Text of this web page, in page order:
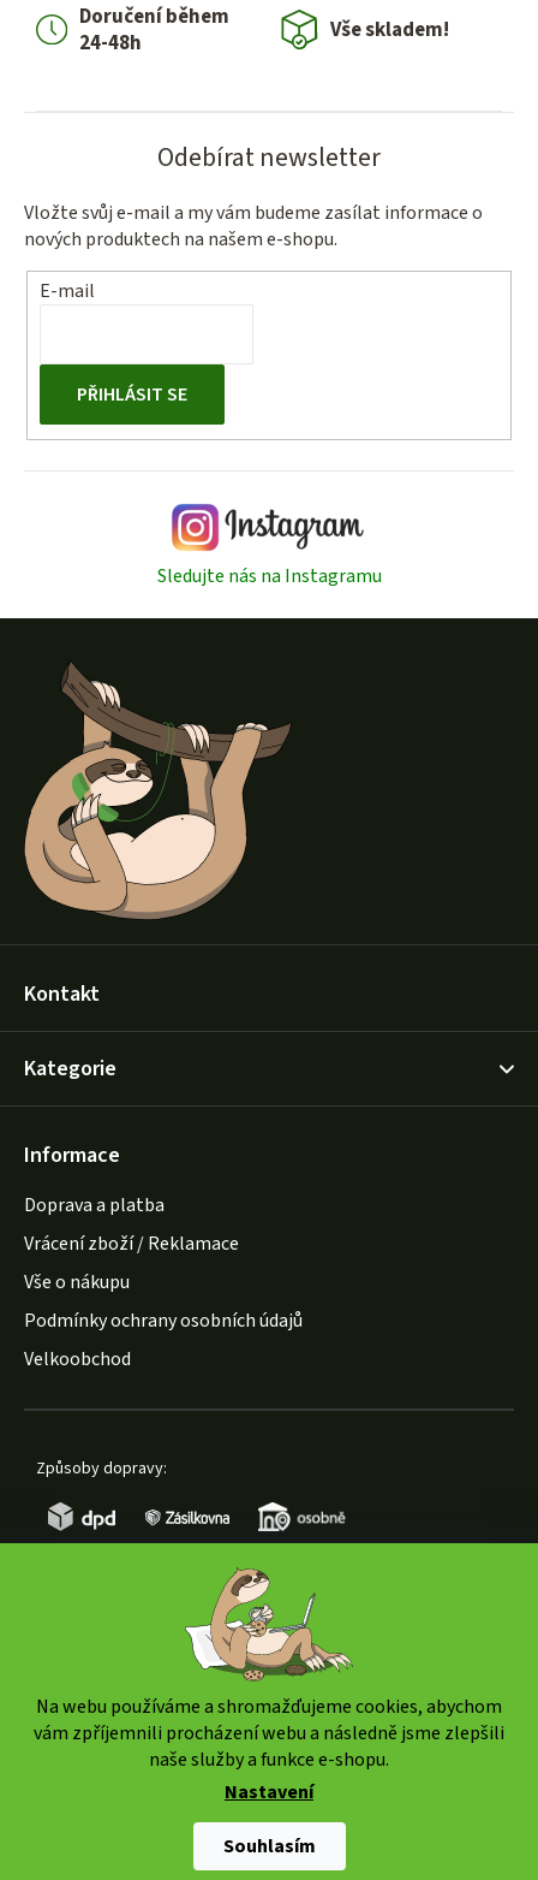
Na webu používáme a shromažďujeme cookies, abychom
vám zpříjemnili procházení webu a následně jsme zlepšili
naše služby a funkce e-shopu.
Nastavení
Souhlasím
Doručení během
24-48h
Vše skladem!
Odebírat newsletter
Vložte svůj e-mail a my vám budeme zasílat informace o
nových produktech na našem e-shopu.
E-mail
PŘIHLÁSIT SE
Sledujte nás na Instagramu
Kontakt
Kategorie
Informace
Doprava a platba
Vrácení zboží / Reklamace
Vše o nákupu
Podmínky ochrany osobních údajů
Velkoobchod
Způsoby dopravy:
www.weedshop.cz
vyhrazena.
Upravit nastavení cookies